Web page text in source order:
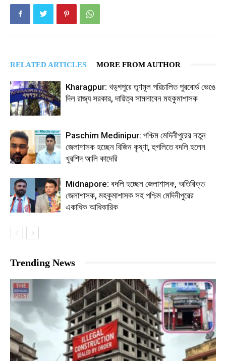
RELATED ARTICLES MORE FROM AUTHOR
Kharagpur: খড়্গপুরে তৃণমূল পরিচালিত পুরবোর্ড ভেঙে
দিল রাজ্য সরকার, দায়িত্ব সামলাবেন মহকুমাশাসক
Paschim Medinipur: পশ্চিম মেদিনীপুরের নতুন
জেলাশাসক হচ্ছেন বিজিন কৃষ্ণা, হুগলিতে বদলি হলেন
খুরশিদ আলি কাদেরি
Midnapore: বদলি হচ্ছেন জেলাশাসক, অতিরিক্ত
জেলাশাসক, মহকুমাশাসক সহ পশ্চিম মেদিনীপুরের
একাধিক আধিকারিক
Trending News